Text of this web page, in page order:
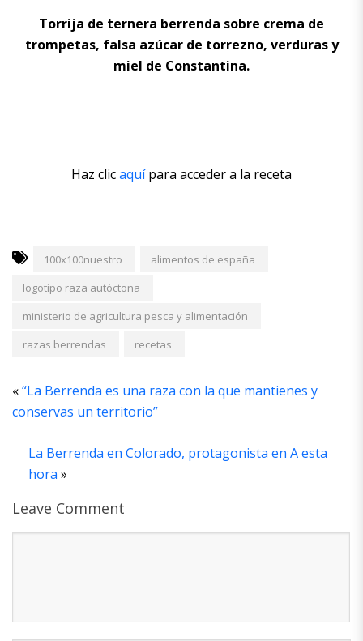
Torrija de ternera berrenda sobre crema de
trompetas, falsa azúcar de torrezno, verduras y
miel de Constantina.
Haz clicaquípara acceder a la receta
100x100nuestro
alimentos de españa
logotipo raza autóctona
ministerio de agricultura pesca y alimentación
razas berrendas
recetas
«“La Berrenda es una raza con la que mantienes y
conservas un territorio”
La Berrenda en Colorado, protagonista en A esta
hora »
Leave Comment